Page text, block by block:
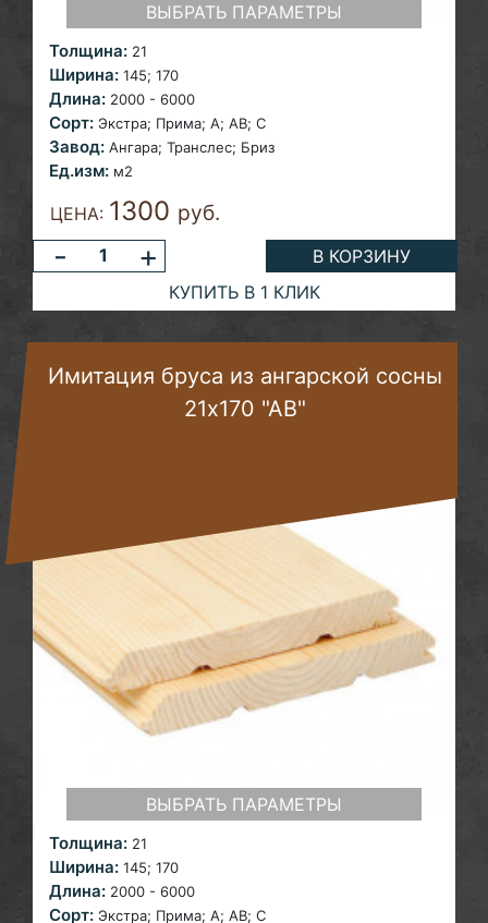
ВЫБРАТЬ ПАРАМЕТРЫ
Толщина: 21
Ширина: 145; 170
Длина: 2000 - 6000
Сорт: Экстра; Прима; A; AB; С
Завод: Ангара; Транслес; Бриз
Ед.изм: м2
ЦЕНА: 1300 руб.
- +
В КОРЗИНУ
КУПИТЬ В 1 КЛИК
Имитация бруса из ангарской сосны
21х170 "АВ"
ВЫБРАТЬ ПАРАМЕТРЫ
Толщина: 21
Ширина: 145; 170
Длина: 2000 - 6000
Сорт: Экстра; Прима; A; AB; С